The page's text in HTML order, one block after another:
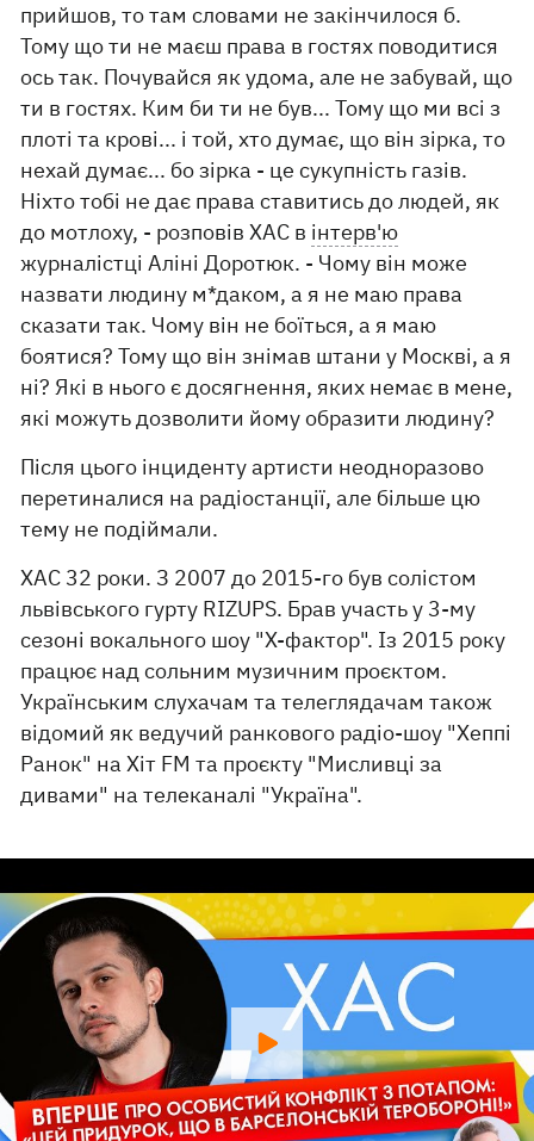
прийшов, то там словами не закінчилося б.
Тому що ти не маєш права в гостях поводитися
ось так. Почувайся як удома, але не забувай, що
ти в гостях. Ким би ти не був... Тому що ми всі з
плоті та крові... і той, хто думає, що він зірка, то
нехай думає... бо зірка - це сукупність газів.
Ніхто тобі не дає права ставитись до людей, як
до мотлоху, - розповів ХАС в інтерв'ю
журналістці Аліні Доротюк. - Чому він може
назвати людину м*даком, а я не маю права
сказати так. Чому він не боїться, а я маю
боятися? Тому що він знімав штани у Москві, а я
ні? Які в нього є досягнення, яких немає в мене,
які можуть дозволити йому образити людину?
Після цього інциденту артисти неодноразово
перетиналися на радіостанції, але більше цю
тему не подіймали.
ХАС 32 роки. З 2007 до 2015-го був солістом
львівського гурту RIZUPS. Брав участь у 3-му
сезоні вокального шоу "Х-фактор". Із 2015 року
працює над сольним музичним проєктом.
Українським слухачам та телеглядачам також
відомий як ведучий ранкового радіо-шоу "Хеппі
Ранок" на Хіт FM та проєкту "Мисливці за
дивами" на телеканалі "Україна".